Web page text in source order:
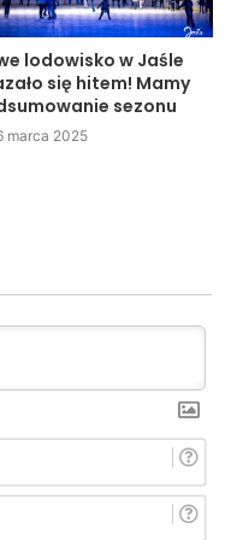
im. Św. Brata Alberta
Sikorabył
większą niż w
lodowisko w Jaśle
się hitem! Mamy
sezonu
marca 2025
i